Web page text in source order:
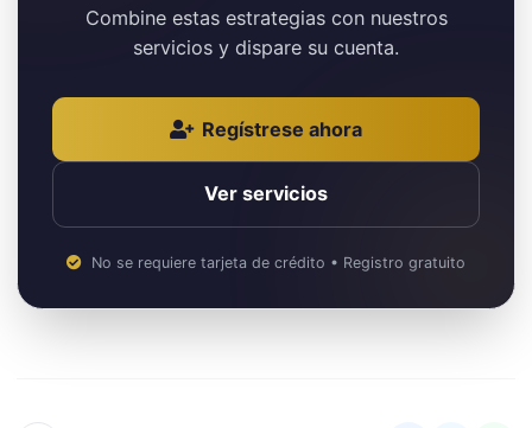
Combine estas estrategias con nuestros
servicios y dispare su cuenta.
Regístrese ahora
Ver servicios
No se requiere tarjeta de crédito • Registro gratuito